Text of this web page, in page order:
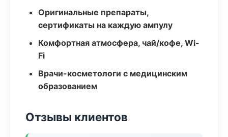
Оригинальные препараты,
сертификаты на каждую ампулу
Комфортная атмосфера, чай/кофе, Wi-
Fi
Врачи-косметологи с медицинским
образованием
Отзывы клиентов